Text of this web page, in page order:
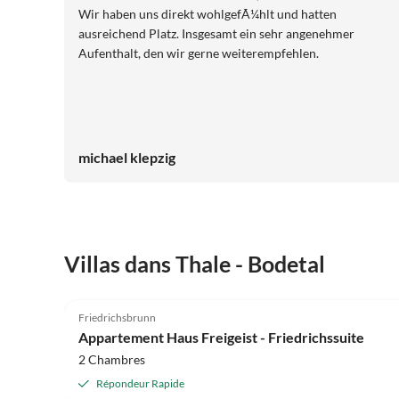
Wir haben uns direkt wohlgefÃ¼hlt und hatten
ausreichend Platz. Insgesamt ein sehr angenehmer
Aufenthalt, den wir gerne weiterempfehlen.
michael klepzig
Villas dans Thale - Bodetal
Friedrichsbrunn
Appartement Haus Freigeist - Friedrichssuite
2 Chambres
Répondeur Rapide